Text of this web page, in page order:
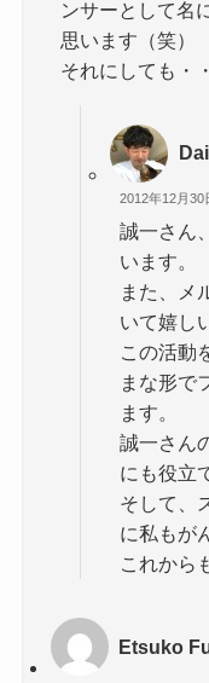
ンサーとして名
思います（笑）
それにしても・
2012年12月30
誠一さん
います。
また、メ
いて嬉し
この活動
まな形で
ます。
誠一さん
にも役立
そして、
に私もが
これから
Etsuko